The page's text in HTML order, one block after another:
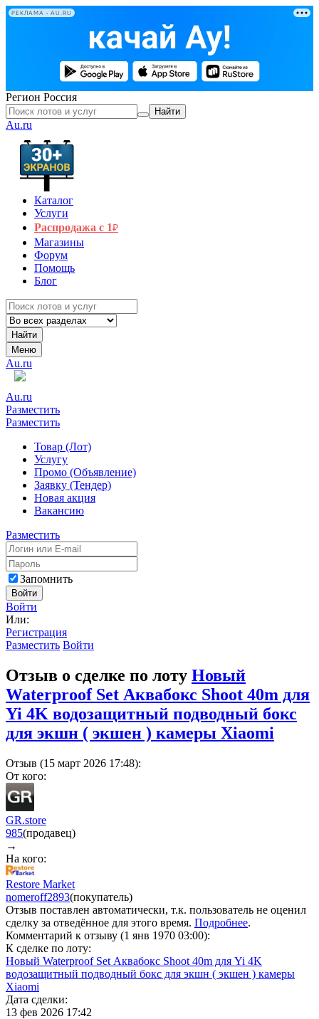
РЕКЛАМА • AU.RU
Регион Россия
Найти
Au.ru
Каталог
Услуги
Распродажа с 1₽
Магазины
Форум
Помощь
Блог
Найти
Меню
Au.ru
Au.ru
Разместить
Разместить
Товар (Лот)
Услугу
Промо (Объявление)
Заявку (Тендер)
Новая акция
Вакансию
Разместить
Запомнить
Войти
Войти
Или:
Регистрация
Разместить Войти
Отзыв о сделке по лоту Новый
Waterproof Set Аквабокс Shoot 40m для
Yi 4K водозащитный подводный бокс
для экшн ( экшен ) камеры Xiaomi
Отзыв (15 март 2026 17:48):
От кого:
GR.store
985(продавец)
→
На кого:
Restore Market
nomeroff2893(покупатель)
Отзыв поставлен автоматически, т.к. пользователь не оценил
сделку за отведённое для этого время. Подробнее.
Комментарий к отзыву (1 янв 1970 03:00):
К сделке по лоту:
Новый Waterproof Set Аквабокс Shoot 40m для Yi 4K
водозащитный подводный бокс для экшн ( экшен ) камеры
Xiaomi
Дата сделки:
13 фев 2026 17:42